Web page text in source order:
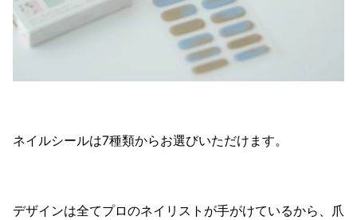
ネイルシールは7種類からお選びいただけます。
デザインは全てプロのネイリストが手がけているから、爪